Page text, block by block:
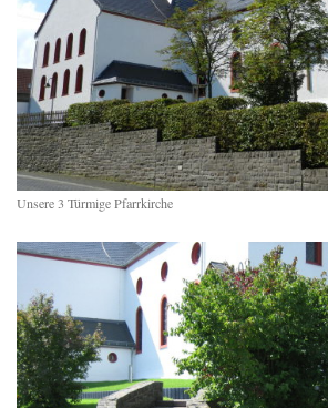
Unsere 3 Türmige Pfarrkirche